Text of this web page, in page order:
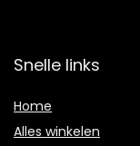
Snelle links
Home
Alles winkelen